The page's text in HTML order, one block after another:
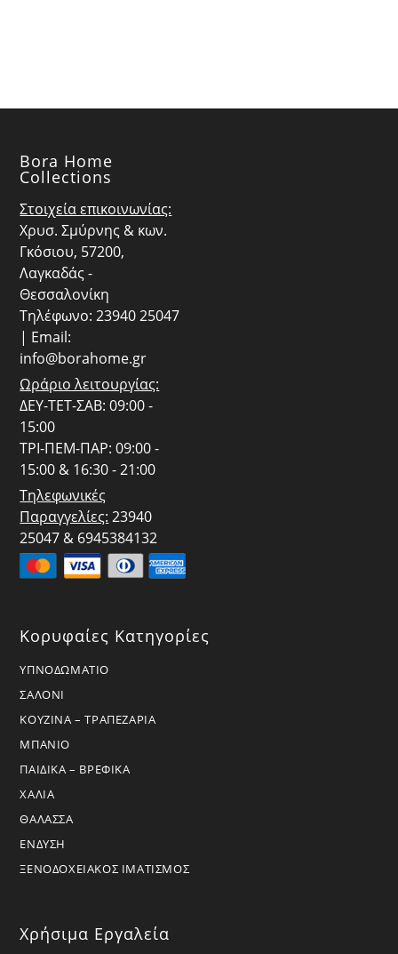
Bora Home
Collections
Στοιχεία επικοινωνίας:
Χρυσ. Σμύρνης & κων.
Γκόσιου, 57200,
Λαγκαδάς -
Θεσσαλονίκη
Τηλέφωνο: 23940 25047
| Email:
info@borahome.gr
Ωράριο λειτουργίας:
ΔΕΥ-ΤΕΤ-ΣΑΒ: 09:00 -
15:00
ΤΡΙ-ΠΕΜ-ΠΑΡ: 09:00 -
15:00 & 16:30 - 21:00
Τηλεφωνικές
Παραγγελίες: 23940
25047 & 6945384132
Κορυφαίες Κατηγορίες
ΥΠΝΟΔΩΜΑΤΙΟ
ΣΑΛΟΝΙ
ΚΟΥΖΙΝΑ – ΤΡΑΠΕΖΑΡΙΑ
ΜΠΑΝΙΟ
ΠΑΙΔΙΚΑ – ΒΡΕΦΙΚΑ
ΧΑΛΙΑ
ΘΑΛΑΣΣΑ
ΕΝΔΥΣΗ
ΞΕΝΟΔΟΧΕΙΑΚΟΣ ΙΜΑΤΙΣΜΟΣ
Χρήσιμα Εργαλεία